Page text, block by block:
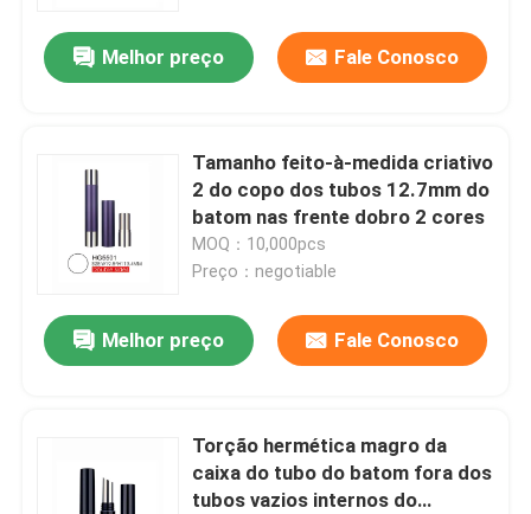
Produtos
Quem Somos
Fábrica
Fale Conosco
Melhor preço Fale Conosco
Tamanho feito-à-medida criativo
2 do copo dos tubos 12.7mm do
batom nas frente dobro 2 cores
MOQ：10,000pcs
Preço：negotiable
Melhor preço Fale Conosco
Torção hermética magro da
caixa do tubo do batom fora dos
tubos vazios internos do